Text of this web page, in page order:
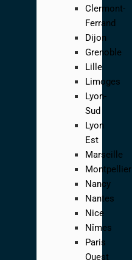
Clermont-
Ferrand
Dijon
Grenoble
Lille
Limoges
Lyon-
Sud
Lyon
Est
Marseille
Montpellier
Nancy
Nantes
Nice
Nîmes
Paris
Ouest